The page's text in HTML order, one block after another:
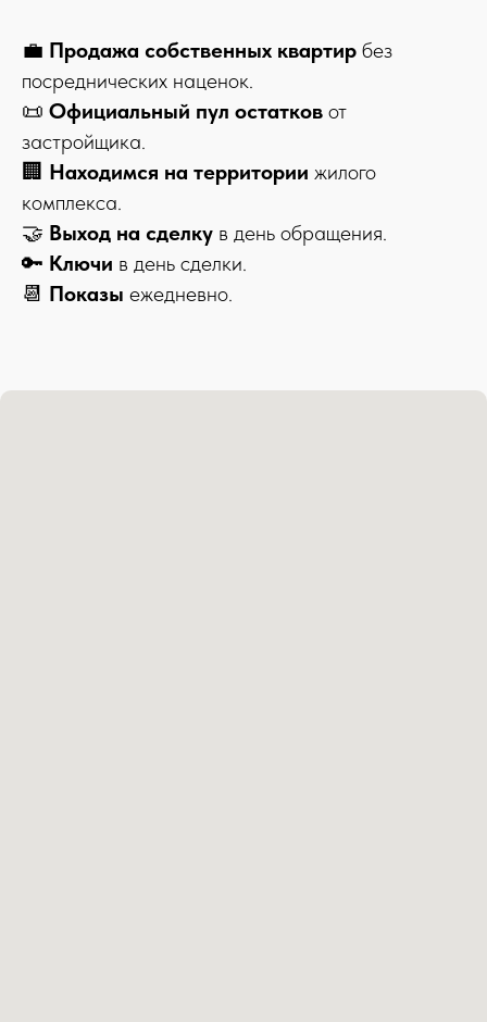
💼 Продажа собственных квартир без
посреднических наценок.
📜 Официальный пул остатков от
застройщика.
🏢 Находимся на территории жилого
комплекса.
🤝 Выход на сделку в день обращения.
🔑 Ключи в день сделки.
📆 Показы ежедневно.